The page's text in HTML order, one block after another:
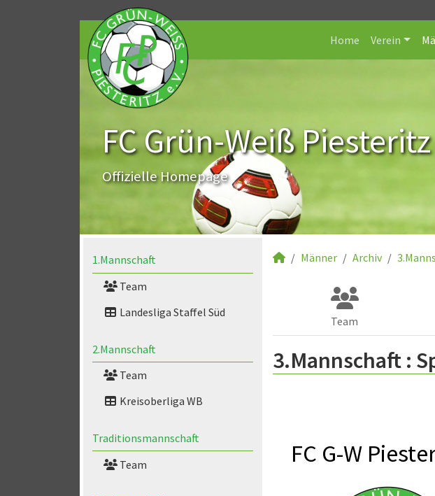
Home Verein
FC Grün-Weiß Piesteritz
Offizielle Homepage
1.Mannschaft
Team
Landesliga Staffel Süd
2.Mannschaft
Team
Kreisoberliga WB
Traditionsmannschaft
Team
Männer Archiv
Team
3.Mannschaft :
FC G-W